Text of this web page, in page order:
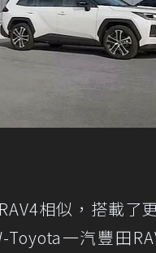
相似，搭載了
一汽豐田